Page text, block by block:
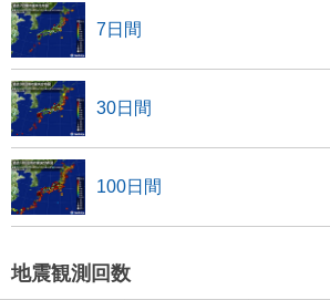
7日間
30日間
100日間
地震観測回数